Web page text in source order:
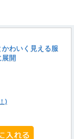
かわいく見える服
開
)